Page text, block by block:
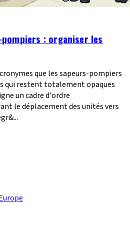
pompiers : organiser les
que les sapeurs-pompiers
qui restent totalement opaques
un cadre d'ordre
le déplacement des unités vers